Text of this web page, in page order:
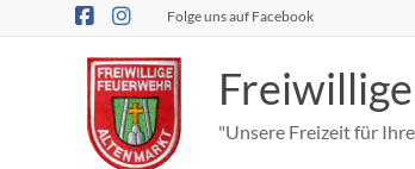
Folge uns auf Facebook
"Unsere Freizeit für